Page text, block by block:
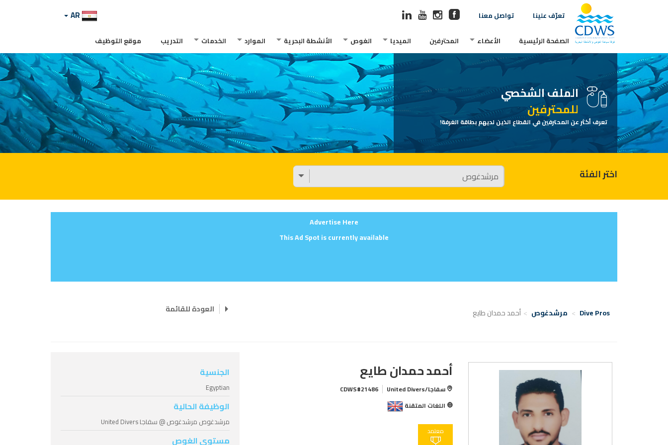
تعرّف علينا تواصل معنا
الصفحة الرئيسية الأعضاء المحترفين الميديا الغوص الأنشطة البحرية الموارد الخدمات التدريب موقع التوظيف
الملف الشخصي
للمحترفين
تعرف أكثر عن المحترفين في القطاع الذين لديهم بطاقة الغرفة!
اختر الفئة
Advertise Here
This Ad Spot is currently available
Dive Pros مرشدغوص أحمد حمدان طايع العودة للقائمة
أحمد حمدان طايع
سفاجا/United Divers
CDWS#21486
اللغات المتقنة
معتمد
الجنسية
Egyptian
الوظيفة الحالية
مرشدغوص مرشدغوص @ سفاجا United Divers
مستوى الغوص